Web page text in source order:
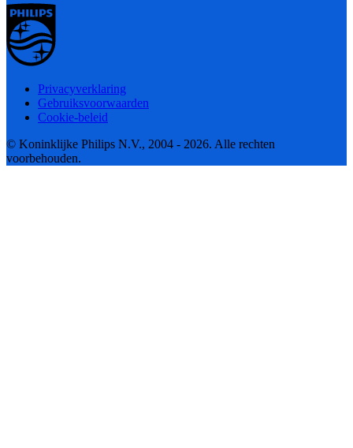
Privacyverklaring
Gebruiksvoorwaarden
Cookie-beleid
© Koninklijke Philips N.V., 2004 - 2026. Alle rechten
voorbehouden.